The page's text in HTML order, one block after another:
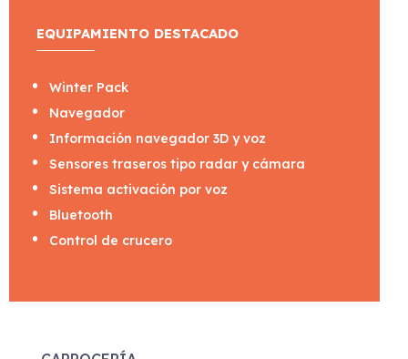
EQUIPAMIENTO DESTACADO
Winter Pack
Navegador
Información navegador 3D y voz
Sensores traseros tipo radar y cámara
Sistema activación por voz
Bluetooth
Control de crucero